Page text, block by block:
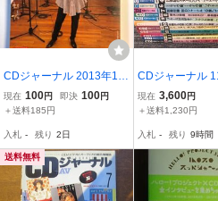
CDジャーナル 2013年11
月号
現在 100円 即決 100円
＋送料185円
入札 - 残り 2日
CDジャーナル
ジャーナル＋
94年・1995年
雑誌 USED
現在 3,600円
＋送料1,230円
入札 - 残り 9時間
送料無料